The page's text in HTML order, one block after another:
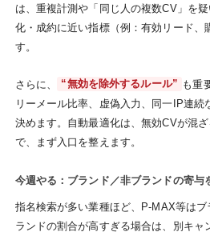
は、重複計測や「同じ人の複数CV」を
化・成約に近い指標（例：有効リード、
す。
さらに、 “無効を除外するルール” も重
リーメール比率、虚偽入力、同一IP連続
決めます。自動最適化は、無効CVが混
で、まず入口を整えます。
今週やる：ブランド／非ブランドの寄与
指名検索が多い業種ほど、P-MAX等は
ランドの割合が高すぎる場合は、別キャ